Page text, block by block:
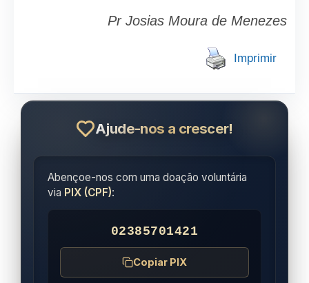
Pr Josias Moura de Menezes
Imprimir
Ajude-nos a crescer!
Abençoe-nos com uma doação voluntária
via PIX (CPF):
02385701421
Copiar PIX